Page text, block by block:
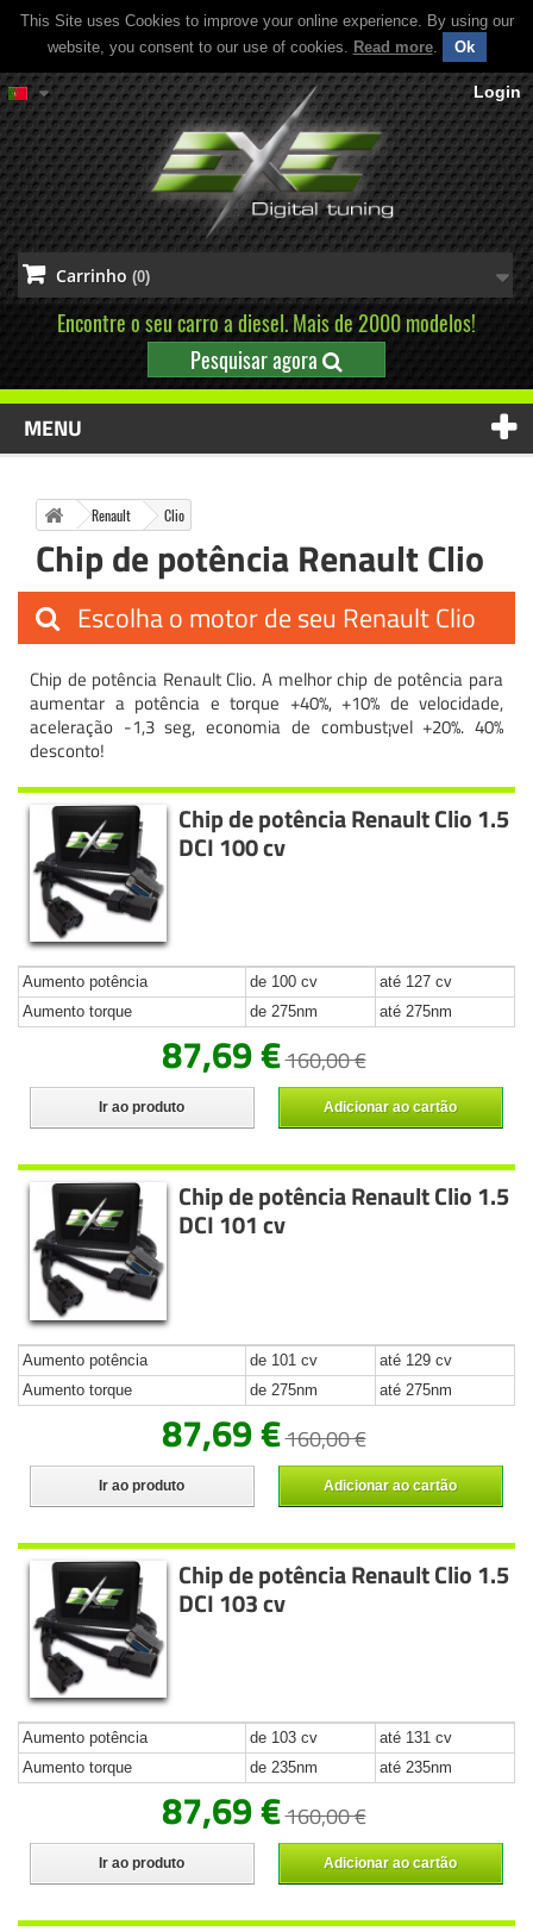
This Site uses Cookies to improve your online experience. By using our
website, you consent to our use of cookies. Read more. Ok
Login
Carrinho (0)
Encontre o seu carro a diesel. Mais de 2000 modelos!
Pesquisar agora
MENU
Renault Clio
Chip de potência Renault Clio
Escolha o motor de seu Renault Clio
Chip de potência Renault Clio. A melhor chip de potência para
aumentar a potência e torque +40%, +10% de velocidade,
aceleração -1,3 seg, economia de combust¡vel +20%. 40%
desconto!
Chip de potência Renault Clio 1.5
DCI 100 cv
Aumento potência de 100 cv
até 127 cv
Aumento torque
de 275nm até 275nm
87,69 €160,00 €
Ir ao produto Adicionar ao cartão
Chip de potência Renault Clio 1.5
DCI 101 cv
Aumento potência de 101 cv
até 129 cv
Aumento torque
de 275nm até 275nm
87,69 €160,00 €
Ir ao produto Adicionar ao cartão
Chip de potência Renault Clio 1.5
DCI 103 cv
Aumento potência de 103 cv
até 131 cv
Aumento torque
de 235nm até 235nm
87,69 €160,00 €
Ir ao produto Adicionar ao cartão